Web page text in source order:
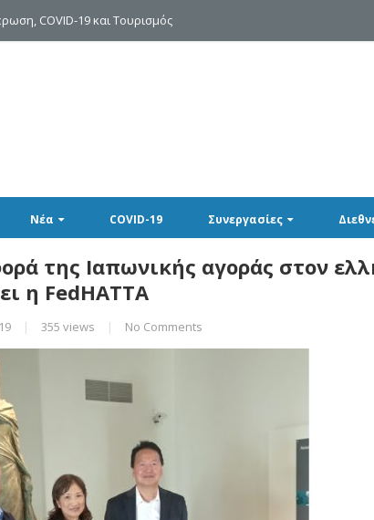
COVID-19 και Τουρισμός
Νέα COVID-19 Συνεργασίες
της Ιαπωνικής αγοράς στον
η FedHATTA
| 355 views | No Comments